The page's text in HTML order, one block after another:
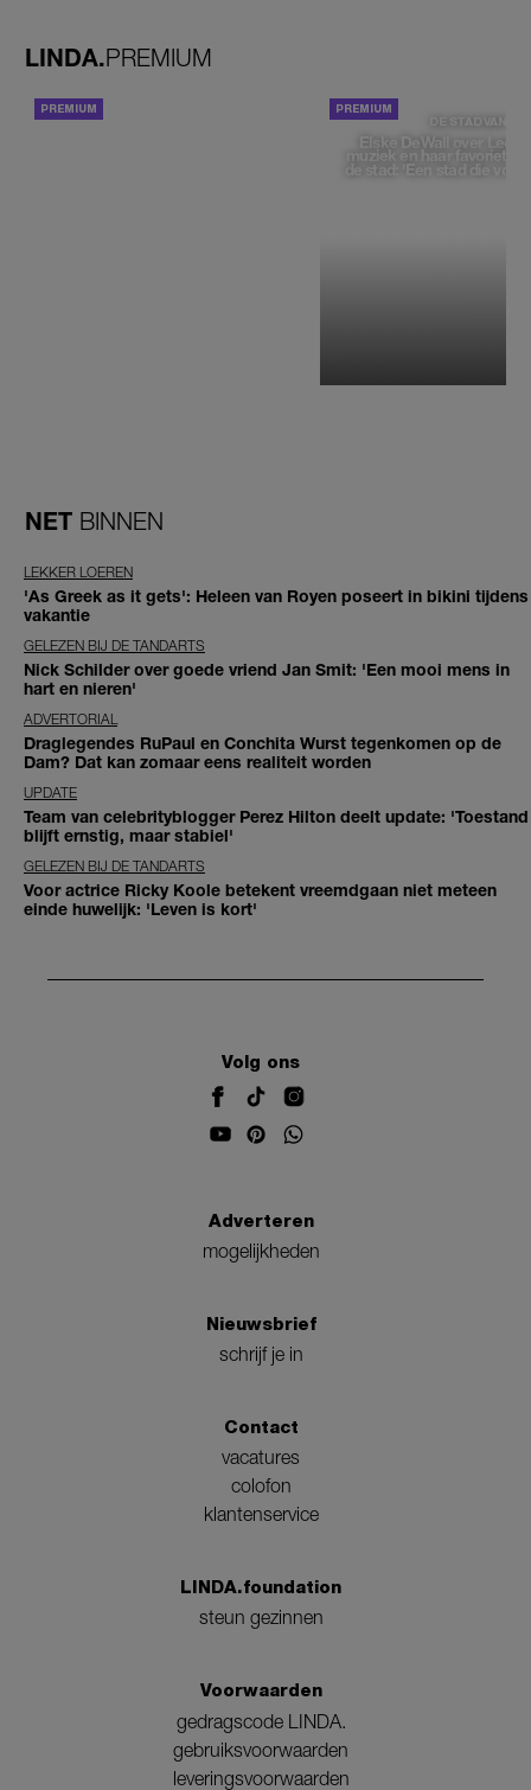
LINDA.PREMIUM
DE STAD VAN
Elske DeWall over
muziek en haar favoriete
de stad: 'Een stad die
NET BINNEN
LEKKER LOEREN
'As Greek as it gets': Heleen van Royen poseert in bikini tijdens
vakantie
GELEZEN BIJ DE TANDARTS
Nick Schilder over goede vriend Jan Smit: 'Een mooi mens in
hart en nieren'
ADVERTORIAL
Draglegendes RuPaul en Conchita Wurst tegenkomen op de
Dam? Dat kan zomaar eens realiteit worden
UPDATE
Team van celebrityblogger Perez Hilton deelt update: 'Toestand
blijft ernstig, maar stabiel'
GELEZEN BIJ DE TANDARTS
Voor actrice Ricky Koole betekent vreemdgaan niet meteen
einde huwelijk: 'Leven is kort'
Volg ons
Adverteren
mogelijkheden
Nieuwsbrief
schrijf je in
Contact
vacatures
colofon
klantenservice
LINDA.foundation
steun gezinnen
Voorwaarden
gedragscode LINDA.
gebruiksvoorwaarden
leveringsvoorwaarden